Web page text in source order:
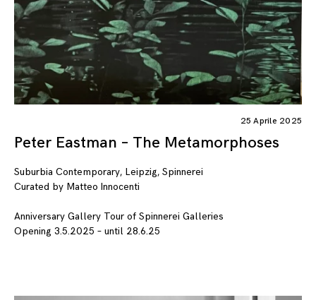
25 Aprile 2025
Peter Eastman – The Metamorphoses
Suburbia Contemporary, Leipzig, Spinnerei
Curated by Matteo Innocenti
Anniversary Gallery Tour of Spinnerei Galleries
Opening 3.5.2025 – until 28.6.25